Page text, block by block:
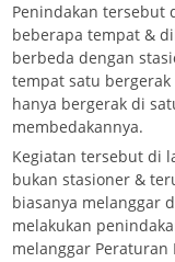
Penindakan tersebut
beberapa tempat &
berbeda dengan
tempat satu
hanya bergerak di
membedakannya.
Kegiatan tersebut di
bukan stasioner &
biasanya melanggar
melakukan
melanggar